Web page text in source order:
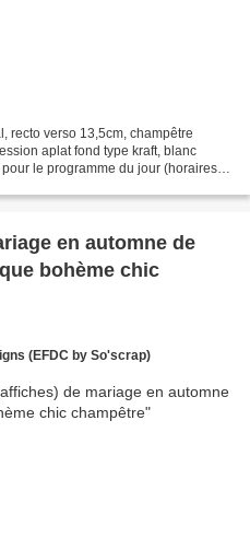
recto verso 13,5cm, champêtre
aplat fond type kraft, blanc
le programme du jour (horaires et
en automne de
bohème chic
(EFDC by So'scrap)